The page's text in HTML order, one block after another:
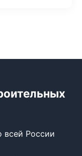
всей России